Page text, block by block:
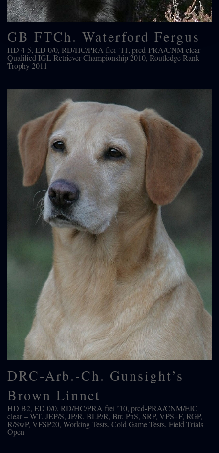
GB FTCh. Waterford Fergus
HD 4-5, ED 0/0, RD/HC/PRA frei ’11, prcd-PRA/CNM clear –
Qualified IGL Retriever Championship 2010, Routledge Rank
Trophy 2011
DRC-Arb.-Ch. Gunsight’s
Brown Linnet
HD B2, ED 0/0, RD/HC/PRA frei ’10, prcd-PRA/CNM/EIC
clear – WT, JEP/S, JP/R, BLP/R, Btr, PnS, SRP, VPS+F, RGP,
R/SwP, VFSP20, Working Tests, Cold Game Tests, Field Trials
Open